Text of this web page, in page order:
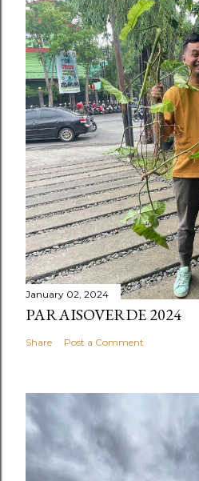
January 02, 2024
PARAISOVERDE 2024
Share Post a Comment